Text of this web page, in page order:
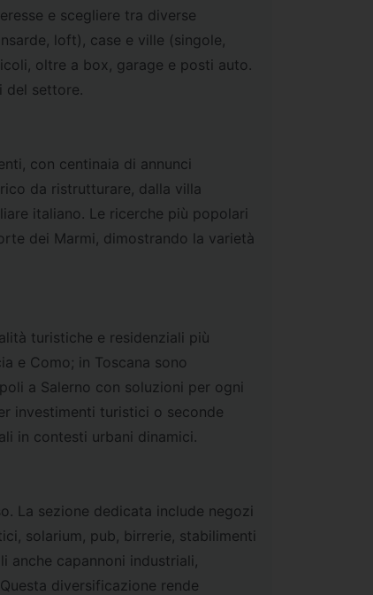
e scegliere tra diverse
loft), case e ville (singole,
oltre a box, garage e posti auto.
del settore.
con centinaia di annunci
da ristrutturare, dalla villa
italiano. Le ricerche più popolari
dei Marmi, dimostrando la varietà
turistiche e residenziali più
e Como; in Toscana sono
a Salerno con soluzioni per ogni
investimenti turistici o seconde
in contesti urbani dinamici.
La sezione dedicata include negozi
solarium, pub, birrerie, stabilimenti
anche capannoni industriali,
diversificazione rende